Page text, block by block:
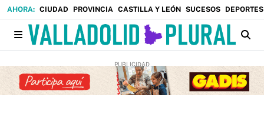
CIUDAD PROVINCIA CASTILLA Y LEÓN SUCESOS DEPORTES